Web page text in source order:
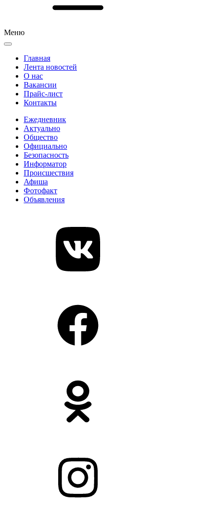
Меню
Главная
Лента новостей
О нас
Вакансии
Прайс-лист
Контакты
Ежедневник
Актуально
Общество
Официально
Безопасность
Информатор
Происшествия
Афиша
Фотофакт
Объявления